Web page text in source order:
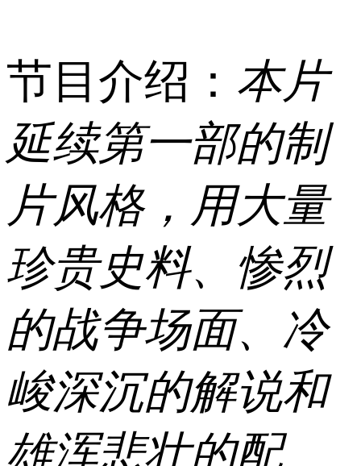
节目介绍： 本片
延续第一部的制
片风格，用大量
珍贵史料、惨烈
的战争场面、冷
峻深沉的解说和
雄浑悲壮的配